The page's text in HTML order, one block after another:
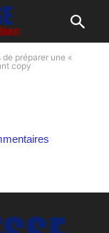
préparer une «
copy